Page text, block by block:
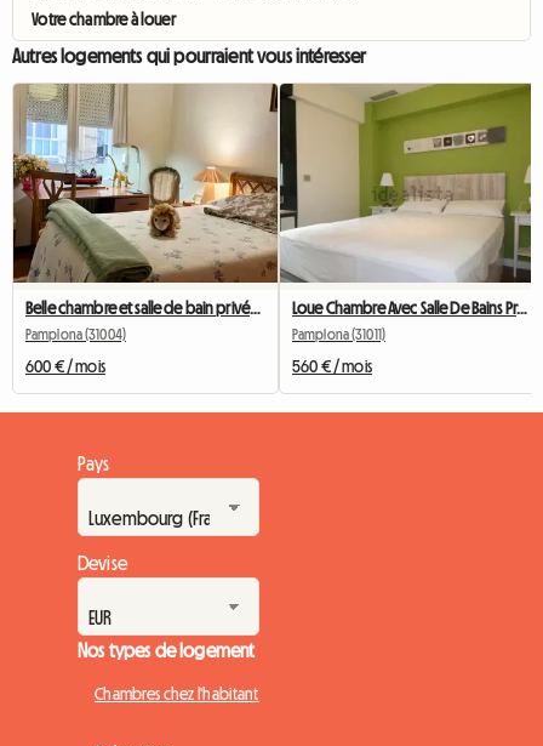
Votre chambre à louer
Autres logements qui pourraient vous intéresser
Belle chambre et salle de bain privée pour hébergement à Pampelune
Pamplona (31004)
600 € / mois
Loue Chambre Avec Salle De Bains Propre Et Dressing
Pamplona (31011)
560 € / mois
Pays
Devise
Nos types de logement
Chambres chez l'habitant